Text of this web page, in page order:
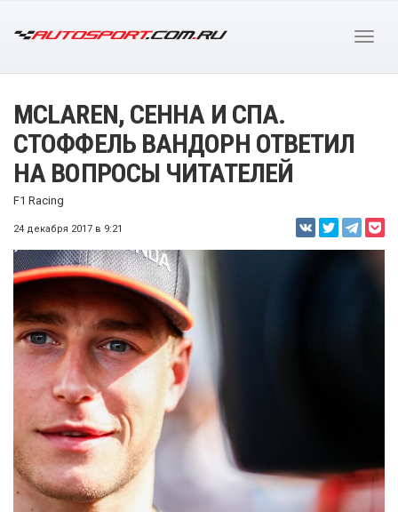
MCLAREN, СЕННА И СПА.
СТОФФЕЛЬ ВАНДОРН ОТВЕТИЛ
НА ВОПРОСЫ ЧИТАТЕЛЕЙ
F1 Racing
24 декабря 2017 в 9:21